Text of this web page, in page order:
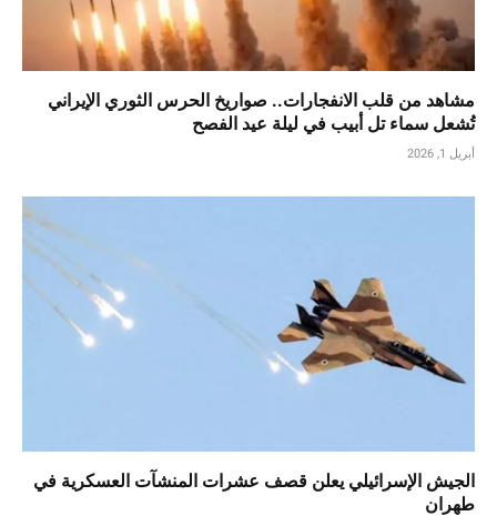
مشاهد من قلب الانفجارات.. صواريخ الحرس الثوري الإيراني
تُشعل سماء تل أبيب في ليلة عيد الفصح
أبريل 1, 2026
الجيش الإسرائيلي يعلن قصف عشرات المنشآت العسكرية في
طهران